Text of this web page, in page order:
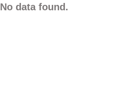
No data found.